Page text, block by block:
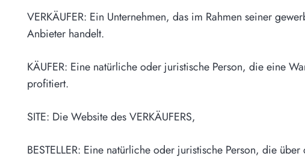
VERKÄUFER: Ein Unternehmen, das im Rahmen seiner
Anbieter handelt.
KÄUFER: Eine natürliche oder juristische Person, die eine
profitiert.
SITE: Die Website des VERKÄUFERS,
BESTELLER: Eine natürliche oder juristische Person, die